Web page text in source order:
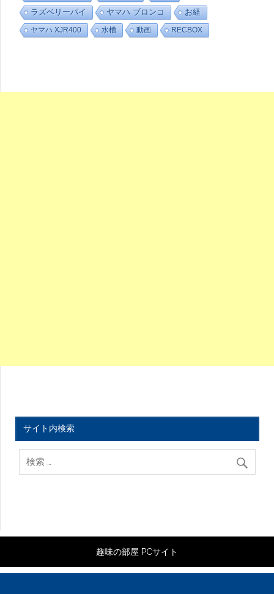
ラズベリーパイ
ヤマハ ブロンコ お経
ヤマハ XJR400 水槽 動画 RECBOX
サイト内検索
趣味の部屋 PCサイト